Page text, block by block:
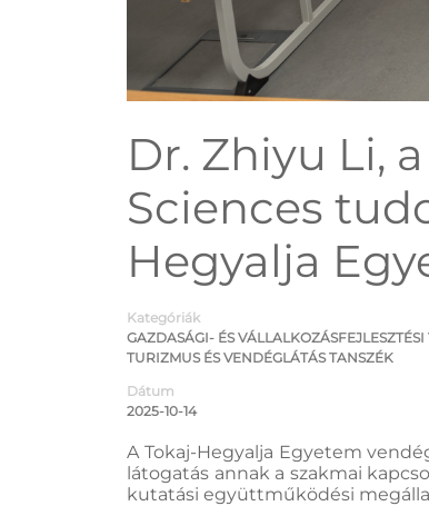
Dr. Zhiyu Li,
Sciences
Hegyalja
Kategóriák
GAZDASÁGI- ÉS VÁLLALKOZÁSFEJLESZTÉSI
TURIZMUS ÉS VENDÉGLÁTÁS TANSZÉK
Dátum
2025-10-14
A Tokaj-Hegyalja Egyetem
látogatás annak a szakmai
kutatási együttműködési